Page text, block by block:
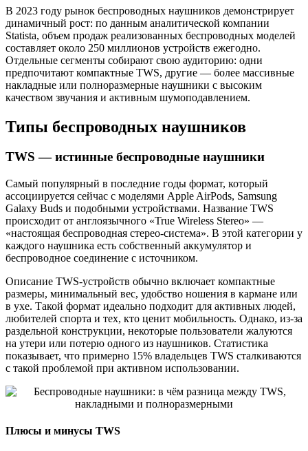
В 2023 году рынок беспроводных наушников демонстрирует
динамичный рост: по данным аналитической компании
Statista, объем продаж реализованных беспроводных моделей
составляет около 250 миллионов устройств ежегодно.
Отдельные сегменты собирают свою аудиторию: одни
предпочитают компактные TWS, другие — более массивные
накладные или полноразмерные наушники с высоким
качеством звучания и активным шумоподавлением.
Типы беспроводных наушников
TWS — истинные беспроводные наушники
Самый популярный в последние годы формат, который
ассоциируется сейчас с моделями Apple AirPods, Samsung
Galaxy Buds и подобными устройствами. Название TWS
происходит от англоязычного «True Wireless Stereo» —
«настоящая беспроводная стерео-система». В этой категории у
каждого наушника есть собственный аккумулятор и
беспроводное соединение с источником.
Описание TWS-устройств обычно включает компактные
размеры, минимальный вес, удобство ношения в кармане или
в ухе. Такой формат идеально подходит для активных людей,
любителей спорта и тех, кто ценит мобильность. Однако, из-за
раздельной конструкции, некоторые пользователи жалуются
на утери или потерю одного из наушников. Статистика
показывает, что примерно 15% владельцев TWS сталкиваются
с такой проблемой при активном использовании.
Плюсы и минусы TWS